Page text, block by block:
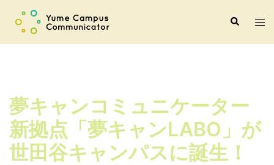
検
索
ト
ー
夢キャンコミュニケーター
新拠点「夢キャンLABO」が
世田谷キャンパスに誕生！